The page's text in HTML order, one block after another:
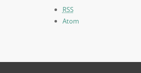
RSS
Atom